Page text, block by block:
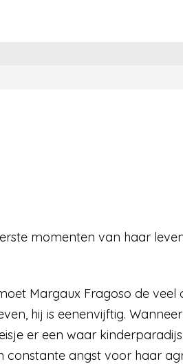
momenten van haar
Margaux Fragoso de veel
hij is eenenvijftig.
er een waar
angst voor haar